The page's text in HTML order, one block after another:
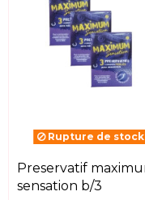
Rupture de stock
preservatif maximum
sensation b/3